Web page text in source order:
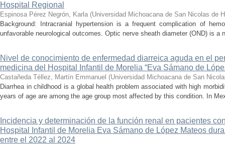
Hospital Regional
Espinosa Pérez Negrón, Karla (Universidad Michoacana de San Nicolas de
Background: Intracranial hypertension is a frequent complication of
unfavorable neurological outcomes. Optic nerve sheath diameter (OND) is a
Nivel de conocimiento de enfermedad diarreica aguda en el
medicina del Hospital Infantil de Morelia “Eva Sámano de
Castañeda Téllez, Martín Emmanuel (Universidad Michoacana de San
Diarrhea in childhood is a global health problem associated with high
years of age are among the age group most affected by this condition. In
Incidencia y determinación de la función renal en pacientes
Hospital Infantil de Morelia Eva Sámano de López Mateos
entre el 2022 al 2024